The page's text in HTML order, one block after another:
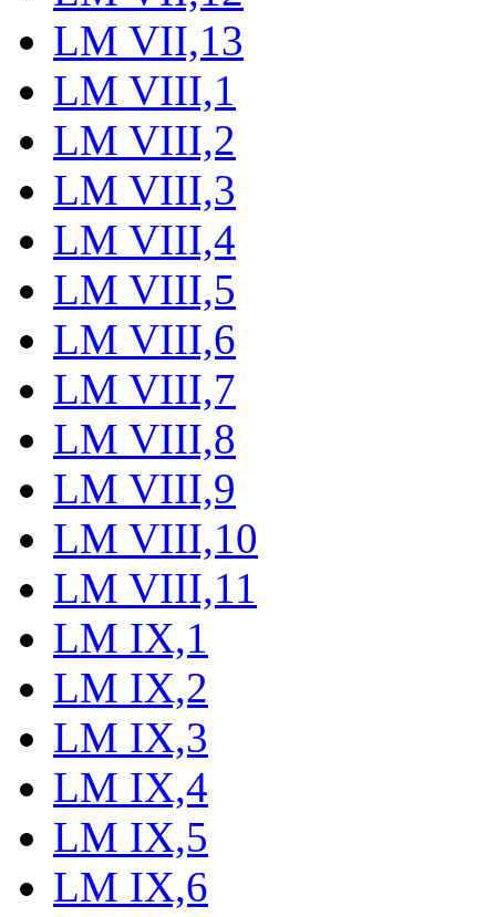
LM VII,13
LM VIII,1
LM VIII,2
LM VIII,3
LM VIII,4
LM VIII,5
LM VIII,6
LM VIII,7
LM VIII,8
LM VIII,9
LM VIII,10
LM VIII,11
LM IX,1
LM IX,2
LM IX,3
LM IX,4
LM IX,5
LM IX,6